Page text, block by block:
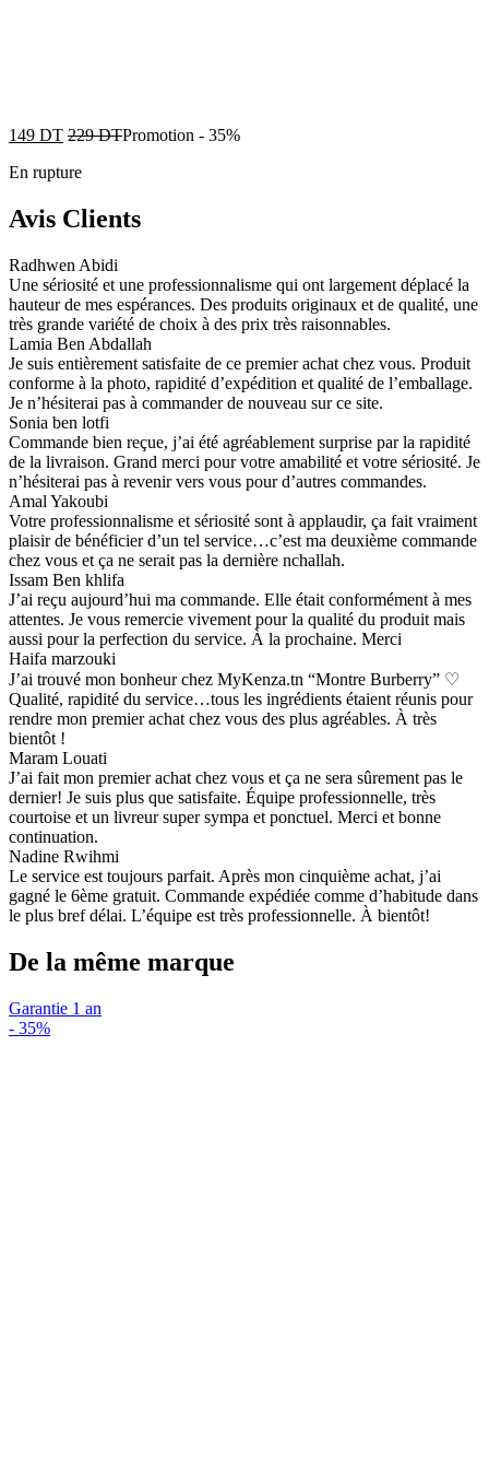
149 DT 229DTPromotion - 35%
En rupture
Avis Clients
Radhwen Abidi
Une sériosité et une professionnalisme qui ont largement déplacé la
hauteur de mes espérances. Des produits originaux et de qualité, une
très grande variété de choix à des prix très raisonnables.
Lamia Ben Abdallah
Je suis entièrement satisfaite de ce premier achat chez vous. Produit
conforme à la photo, rapidité d’expédition et qualité de l’emballage.
Je n’hésiterai pas à commander de nouveau sur ce site.
Sonia ben lotfi
Commande bien reçue, j’ai été agréablement surprise par la rapidité
de la livraison. Grand merci pour votre amabilité et votre sériosité. Je
n’hésiterai pas à revenir vers vous pour d’autres commandes.
Amal Yakoubi
Votre professionnalisme et sériosité sont à applaudir, ça fait vraiment
plaisir de bénéficier d’un tel service…c’est ma deuxième commande
chez vous et ça ne serait pas la dernière nchallah.
Issam Ben khlifa
J’ai reçu aujourd’hui ma commande. Elle était conformément à mes
attentes. Je vous remercie vivement pour la qualité du produit mais
aussi pour la perfection du service. À la prochaine. Merci
Haifa marzouki
J’ai trouvé mon bonheur chez MyKenza.tn “Montre Burberry” ♡
Qualité, rapidité du service…tous les ingrédients étaient réunis pour
rendre mon premier achat chez vous des plus agréables. À très
bientôt !
Maram Louati
J’ai fait mon premier achat chez vous et ça ne sera sûrement pas le
dernier! Je suis plus que satisfaite. Équipe professionnelle, très
courtoise et un livreur super sympa et ponctuel. Merci et bonne
continuation.
Nadine Rwihmi
Le service est toujours parfait. Après mon cinquième achat, j’ai
gagné le 6ème gratuit. Commande expédiée comme d’habitude dans
le plus bref délai. L’équipe est très professionnelle. À bientôt!
De la même marque
Garantie 1 an
- 35%